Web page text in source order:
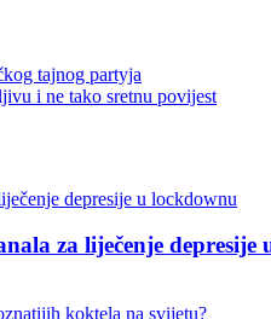
tajnog partyja
i ne tako sretnu povijest
za liječenje depresije